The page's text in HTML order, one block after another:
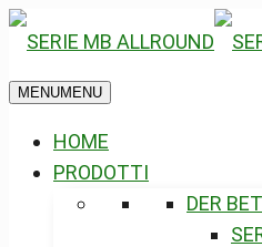
MENUMENU
HOME
PRODOTTI
DER